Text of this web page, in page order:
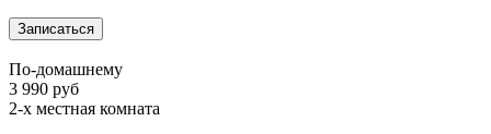
Записаться
По-домашнему
3 990 руб
2-х местная комната